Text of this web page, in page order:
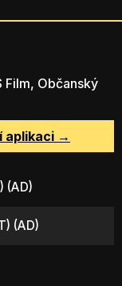
Občanský
aplikaci →
(AD)
(AD)